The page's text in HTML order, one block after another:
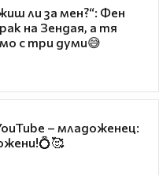
ли за мен?“: Фен
на Зендая, а тя
с три думи😅
– младоженец: